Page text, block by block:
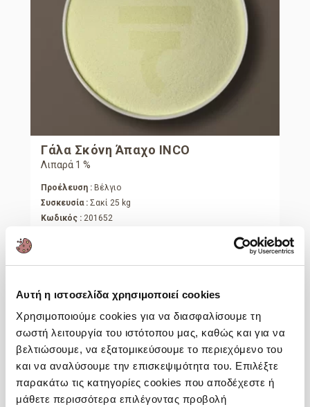
Αυτή η ιστοσελίδα χρησιμοποιεί cookies
Χρησιμοποιούμε cookies για να διασφαλίσουμε τη
σωστή λειτουργία του ιστότοπου μας, καθώς και για να
βελτιώσουμε, να εξατομικεύσουμε το περιεχόμενο του
και να αναλύσουμε την επισκεψιμότητα του. Επιλέξτε
παρακάτω τις κατηγορίες cookies που αποδέχεστε ή
μάθετε περισσότερα επιλέγοντας προβολή
Γάλα Σκόνη Άπαχο INCO
Λιπαρά 1 %
Προέλευση : Βέλγιο
Συσκευσία : Σακί 25 kg
Κωδικός : 201652